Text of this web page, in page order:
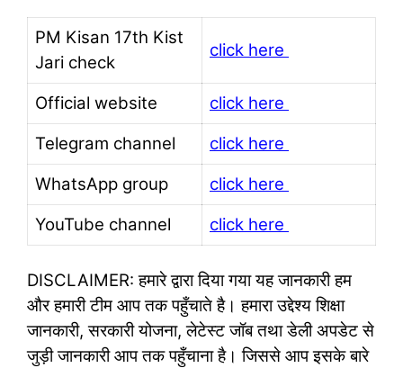
PM Kisan 17th Kist
Jari check
click here
Official website
click here
Telegram channel
click here
WhatsApp group
click here
YouTube channel
click here
DISCLAIMER: हमारे द्वारा दिया गया यह जानकारी हम
और हमारी टीम आप तक पहुँचाते है। हमारा उद्देश्य शिक्षा
जानकारी, सरकारी योजना, लेटेस्ट जॉब तथा डेली अपडेट से
जुड़ी जानकारी आप तक पहुँचाना है। जिससे आप इसके बारे